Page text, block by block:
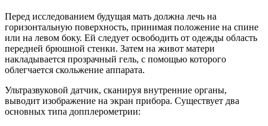
Перед исследованием будущая мать должна лечь на
горизонтальную поверхность, принимая положение на спине
или на левом боку. Ей следует освободить от одежды область
передней брюшной стенки. Затем на живот матери
накладывается прозрачный гель, с помощью которого
облегчается скольжение аппарата.
Ультразвуковой датчик, сканируя внутренние органы,
выводит изображение на экран прибора. Существует два
основных типа допплерометрии: